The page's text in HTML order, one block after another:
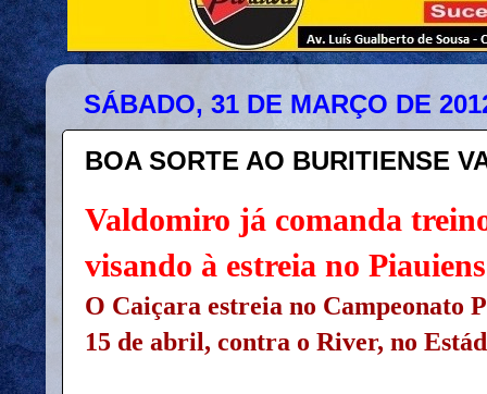
SÁBADO, 31 DE MARÇO DE
BOA SORTE AO BURITIENSE
Valdomiro já comanda
visando à estreia no
O Caiçara estreia no Campeonato
15 de abril, contra o River, no